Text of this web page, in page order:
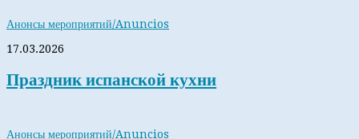
Анонсы мероприятий/Anuncios
17.03.2026
Праздник испанской кухни
Анонсы мероприятий/Anuncios